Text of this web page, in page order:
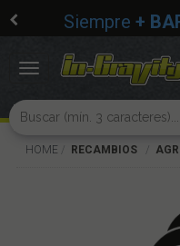
Siempre +
Toggle
HOME RECAMBIOS